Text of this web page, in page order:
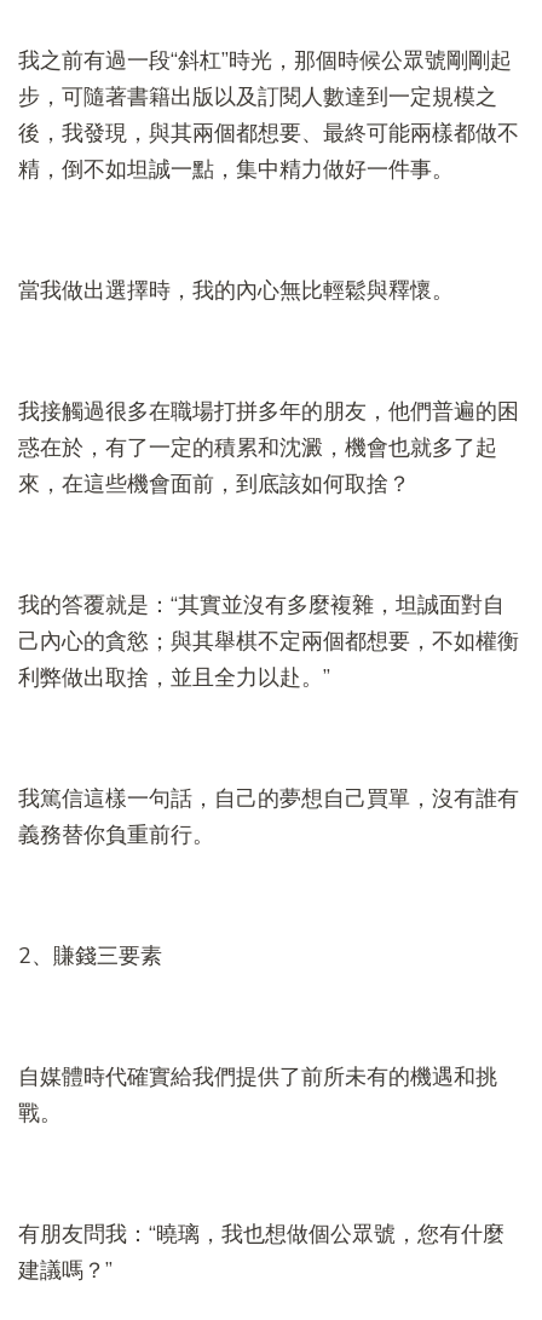
我之前有過一段“斜杠”時光，那個時候公眾號剛剛起
步，可隨著書籍出版以及訂閱人數達到一定規模之
後，我發現，與其兩個都想要、最終可能兩樣都做不
精，倒不如坦誠一點，集中精力做好一件事。
當我做出選擇時，我的內心無比輕鬆與釋懷。
我接觸過很多在職場打拼多年的朋友，他們普遍的困
惑在於，有了一定的積累和沈澱，機會也就多了起
來，在這些機會面前，到底該如何取捨？
我的答覆就是：“其實並沒有多麼複雜，坦誠面對自
己內心的貪慾；與其舉棋不定兩個都想要，不如權衡
利弊做出取捨，並且全力以赴。”
我篤信這樣一句話，自己的夢想自己買單，沒有誰有
義務替你負重前行。
2、賺錢三要素
自媒體時代確實給我們提供了前所未有的機遇和挑
戰。
有朋友問我：“曉璃，我也想做個公眾號，您有什麼
建議嗎？”